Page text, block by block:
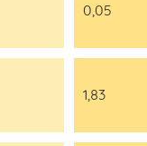
0,05
1,83